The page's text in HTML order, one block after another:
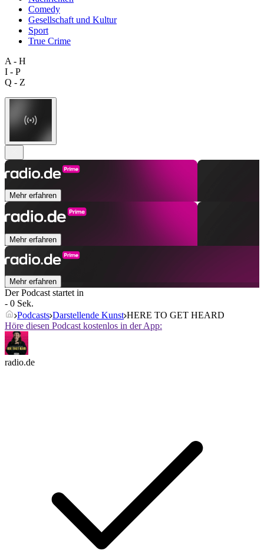
Comedy
Gesellschaft und Kultur
Sport
True Crime
A - H
I - P
Q - Z
Mehr erfahren
Mehr erfahren
Mehr erfahren
Der Podcast startet in
- 0 Sek.
Podcasts Darstellende Kunst HERE TO GET HEARD
Höre diesen Podcast kostenlos in der App:
radio.de